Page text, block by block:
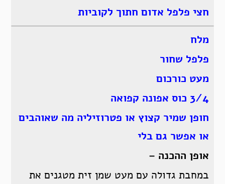
חצי פלפל אדום חתוך לקוביות
מלח
פלפל שחור
מעט כורכום
3/4 כוס אפונה קפואה
חופן שמיר קצוץ או פטרוזיליה מה שאוהבים
או אפשר גם בלי
אופן ההכנה –
במחבת גדולה עם מעט שמן זית מטגנים את